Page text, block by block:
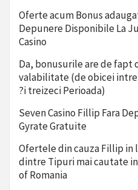
Oferte acum Bonus
Depunere Disponibile La
Casino
Da, bonusurile are de fapt
valabilitate (de obicei intre
?i treizeci Perioada)
Seven Casino Fillip Fara
Gyrate Gratuite
Ofertele din cauza Fillip
dintre Tipuri mai cautate
of Romania